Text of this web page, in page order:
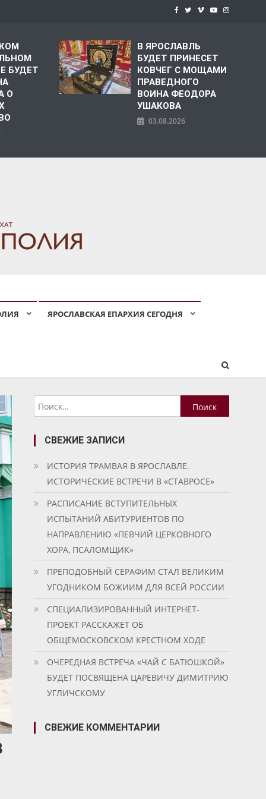
БУДЕТ
О
В ЯРОСЛАВЛЬ
БУДЕТ ПРИНЕСЕТ
КОВЧЕГ С МОЩАМИ
ПРАВЕДНОГО
ВОИНА ФЕОДОРА
УШАКОВА
03.08.2026
ЯРОСЛАВСКАЯ ЕПАРХИЯ СЕГОДНЯ
Найти:
СВЕЖИЕ ЗАПИСИ
ИСТОРИЯ ТРАМВАЯ В ЯРОСЛАВЛЕ.
ИСТОРИЧЕСКИЕ ВСТРЕЧИ В «СТАВРОСЕ»
РАСПИСАНИЕ ВСТУПИТЕЛЬНЫХ
ИСПЫТАНИЙ АБИТУРИЕНТОВ ПО
НАПРАВЛЕНИЮ «ПЕВЧИЙ ЦЕРКОВНОГО
ХОРА, ПСАЛОМЩИК»
ПРЕПОДОБНЫЙ СЕРАФИМ СТАЛ ВЕЛИКИМ
УГОДНИКОМ БОЖИИМ ДЛЯ ВСЕЙ РОССИИ
СПЕЦИАЛИЗИРОВАННЫЙ ИНТЕРНЕТ-
ПРОЕКТ РАССКАЖЕТ ОБ
ОБЩЕМОСКОВСКОМ КРЕСТНОМ ХОДЕ
ОЧЕРЕДНАЯ ВСТРЕЧА «ЧАЙ С БАТЮШКОЙ»
БУДЕТ ПОСВЯЩЕНА ЦАРЕВИЧУ ДИМИТРИЮ
УГЛИЧСКОМУ
СВЕЖИЕ КОММЕНТАРИИ